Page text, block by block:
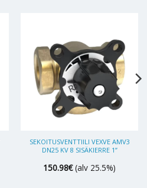
SEKOITUSVENTTIILI VEXVE AMV3
DN25 KV 8 SISÄKIERRE 1”
150.98€ (alv 25.5%)